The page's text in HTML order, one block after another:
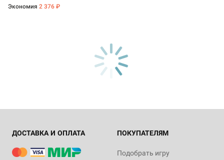
Экономия 2 376 ₽
ДОСТАВКА И ОПЛАТА ПОКУПАТЕЛЯМ
Подобрать игру